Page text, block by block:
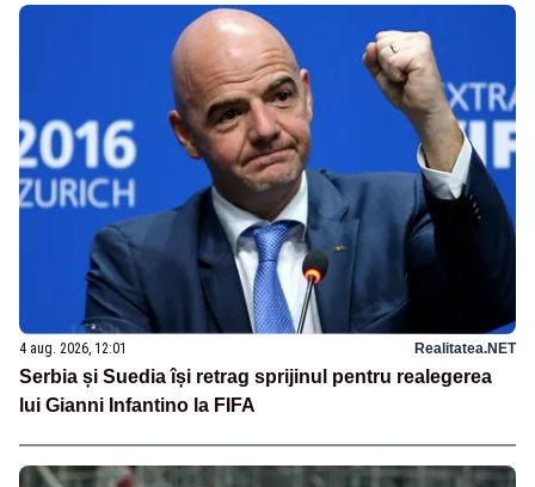
4 aug. 2026, 12:01 Realitatea.NET
Serbia și Suedia își retrag sprijinul pentru realegerea
lui Gianni Infantino la FIFA